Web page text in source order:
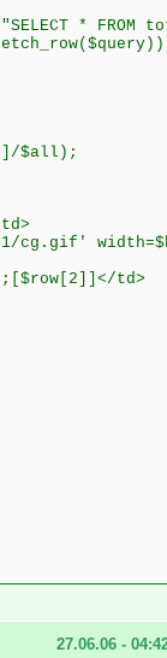
*
$all);
cg.gif'
td>
27.06.06 -